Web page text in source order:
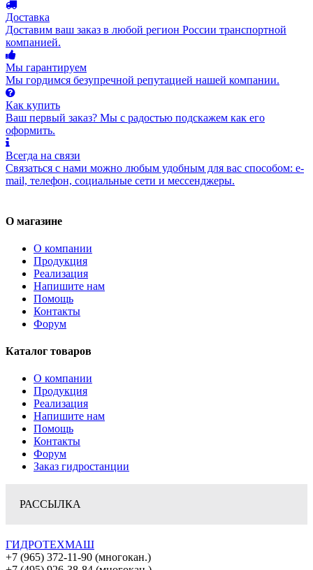
Доставка
Доставим ваш заказ в любой регион России транспортной
компанией.
Мы гарантируем
Мы гордимся безупречной репутацией нашей компании.
Как купить
Ваш первый заказ? Мы с радостью подскажем как его
оформить.
Всегда на связи
Связаться с нами можно любым удобным для вас способом: e-
mail, телефон, социальные сети и мессенджеры.
О магазине
О компании
Продукция
Реализация
Напишите нам
Помощь
Контакты
Форум
Каталог товаров
О компании
Продукция
Реализация
Напишите нам
Помощь
Контакты
Форум
Заказ гидростанции
РАССЫЛКА
ГИДРОТЕХМАШ
+7 (965) 372-11-90 (многокан.)